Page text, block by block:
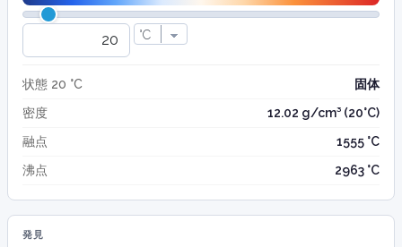
状態 20 °C
固体
密度
12.02 g/cm³ (20°C)
融点
1555 °C
沸点
2963 °C
発見